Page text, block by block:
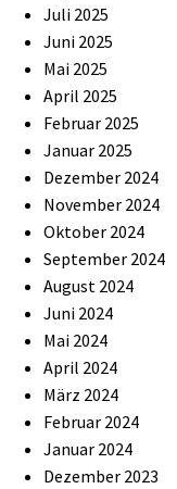
Juli 2025
Juni 2025
Mai 2025
April 2025
Februar 2025
Januar 2025
Dezember 2024
November 2024
Oktober 2024
September 2024
August 2024
Juni 2024
Mai 2024
April 2024
März 2024
Februar 2024
Januar 2024
Dezember 2023